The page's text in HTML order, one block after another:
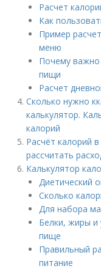
Расчет
Как
Пример
меню
Почему важно
пищи
Расчет
Сколько нужно
калькулятор.
калорий
Расчёт калорий
рассчитать
Калькулятор
Диетический
Сколько
Для набора
Белки, жиры и
пище
Правильный
питание